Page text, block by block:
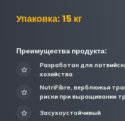
Упаковка: 15 кг
Преимущества продукта:
Разработан для
хозяйства
NutriFibre, верблюжья
риски при выращивании
Засухоустойчивый